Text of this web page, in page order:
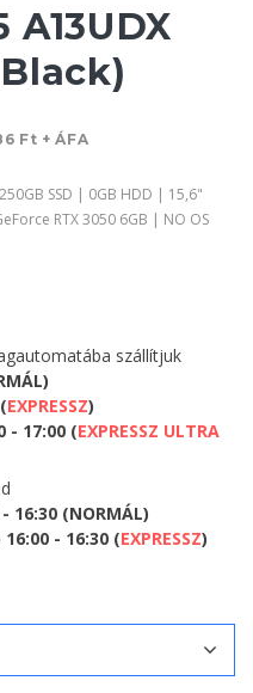
A13UDX
Ft + ÁFA
SSD | 0GB HDD | 15,6"
RTX 3050 6GB | NO OS
szállítjuk
EXPRESSZ)
- 17:00 (EXPRESSZ ULTRA
16:30 (NORMÁL)
16:00 - 16:30 (EXPRESSZ)